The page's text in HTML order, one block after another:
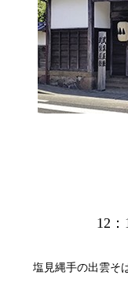
12
塩見縄手の出雲そ